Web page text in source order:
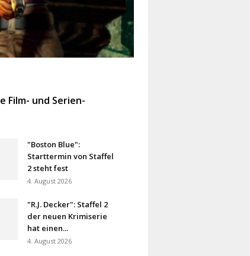
Film- und Serien-
"Boston Blue":
Starttermin von Staffel
2 steht fest
4. August 2026
"R.J. Decker": Staffel 2
der neuen Krimiserie
hat einen...
4. August 2026